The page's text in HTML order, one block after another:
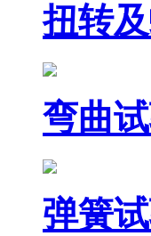
扭转
弯曲
弹簧